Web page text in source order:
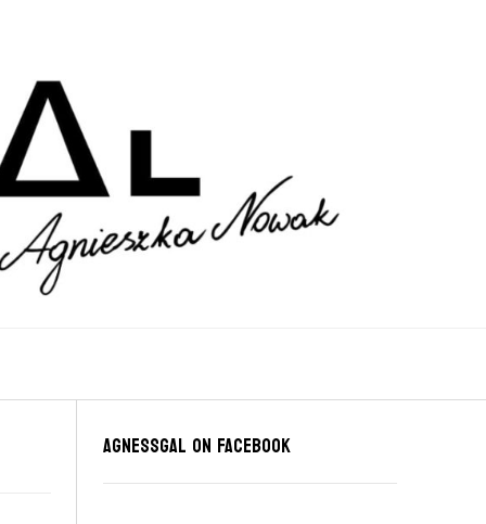
Agnessgal on Facebook